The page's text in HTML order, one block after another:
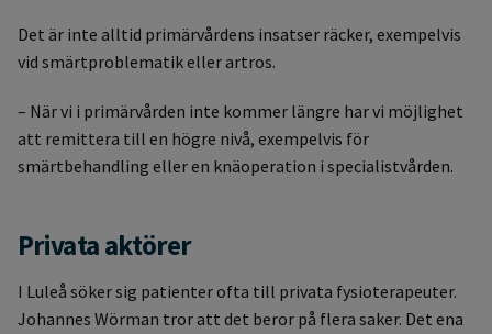
Det är inte alltid primärvårdens insatser räcker, exempelvis
vid smärtproblematik eller artros.
– När vi i primärvården inte kommer längre har vi möjlighet
att remittera till en högre nivå, exempelvis för
smärtbehandling eller en knäoperation i specialistvården.
Privata aktörer
I Luleå söker sig patienter ofta till privata fysioterapeuter.
Johannes Wörman tror att det beror på flera saker. Det ena